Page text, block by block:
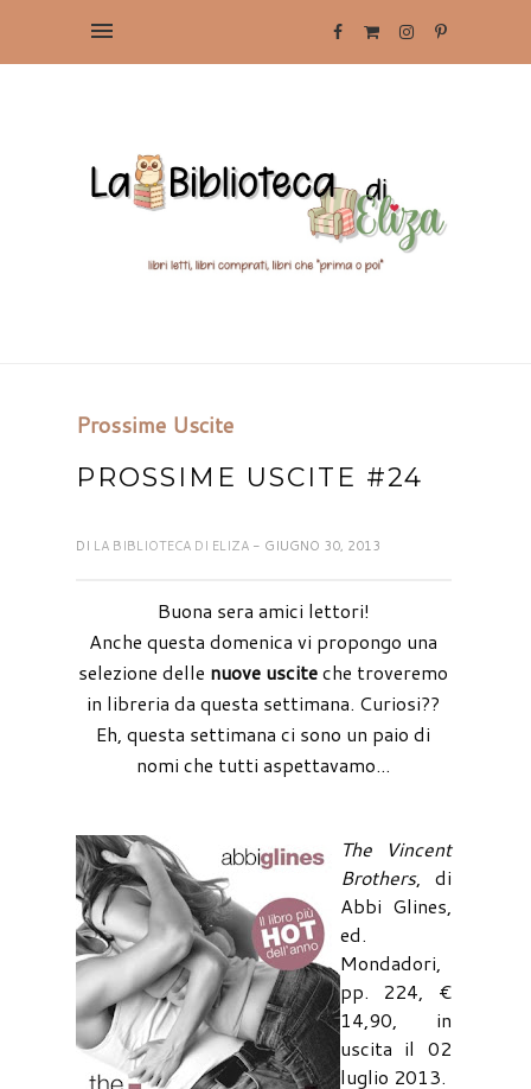
Prossime Uscite
PROSSIME USCITE #24
DI LA BIBLIOTECA DI ELIZA - GIUGNO 30, 2013
Buona sera amici lettori!
Anche questa domenica vi propongo una
selezione delle nuove usciteche troveremo
in libreria da questa settimana. Curiosi??
Eh, questa settimana ci sono un paio di
nomi che tutti aspettavamo...
The Vincent
Brothers, di
Abbi Glines,
ed.
Mondadori,
pp. 224, €
14,90, in
uscita il 02
luglio 2013.